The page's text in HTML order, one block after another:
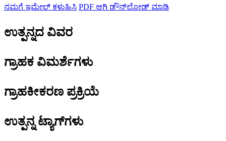
ನಮಗೆ ಇಮೇಲ್ ಕಳುಹಿಸಿ PDF ಆಗಿ ಡೌನ್‌ಲೋಡ್ ಮಾಡಿ
ಉತ್ಪನ್ನದ ವಿವರ
ಗ್ರಾಹಕ ವಿಮರ್ಶೆಗಳು
ಗ್ರಾಹಕೀಕರಣ ಪ್ರಕ್ರಿಯೆ
ಉತ್ಪನ್ನ ಟ್ಯಾಗ್‌ಗಳು